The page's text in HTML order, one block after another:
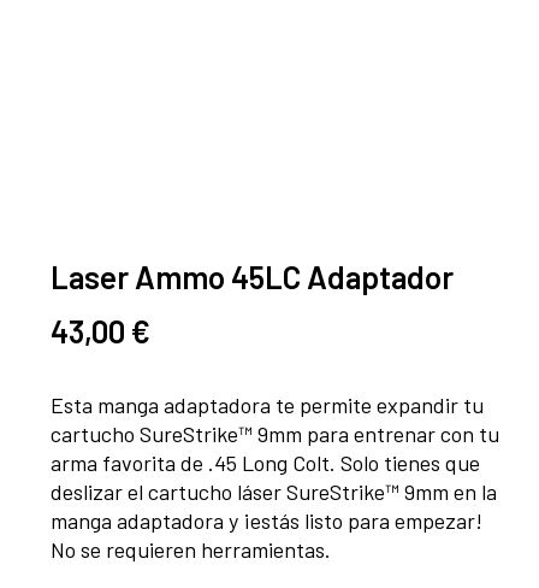
Laser Ammo 45LC Adaptador
43,00 €
Esta manga adaptadora te permite expandir tu
cartucho SureStrike™ 9mm para entrenar con tu
arma favorita de .45 Long Colt. Solo tienes que
deslizar el cartucho láser SureStrike™ 9mm en la
manga adaptadora y ¡estás listo para empezar!
No se requieren herramientas.